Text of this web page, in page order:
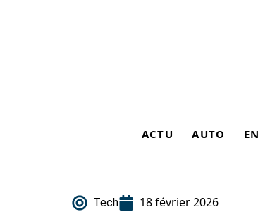
ACTU AUTO
Tech 18 février 2026